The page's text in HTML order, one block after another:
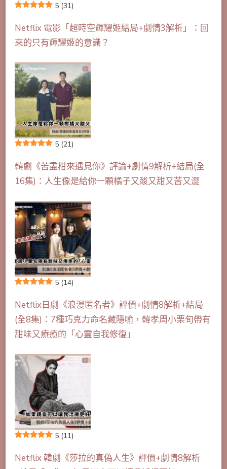
5 (31)
Netflix 電影「超時空輝耀姬結局+劇情3解析」：回
來的只有輝耀姬的意識？
5 (21)
韓劇《苦盡柑來遇見你》評論+劇情9解析+結局(全
16集)：人生像是給你一顆橘子又酸又甜又苦又澀
5 (14)
Netflix日劇《浪漫匿名者》評價+劇情8解析+結局
(全8集)：7種巧克力命名藏隱喻，韓孝周小栗旬帶有
甜味又療癒的「心靈自我修復」
5 (11)
Netflix 韓劇《莎拉的真偽人生》評價+劇情8解析